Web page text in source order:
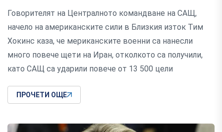
Говорителят на Централното командване на САЩ,
начело на американските сили в Близкия изток Тим
Хокинс каза, че мериканските военни са нанесли
много повече щети на Иран, отколкото са получили,
като САЩ са ударили повече от 13 500 цели
ПРОЧЕТИ ОЩЕ